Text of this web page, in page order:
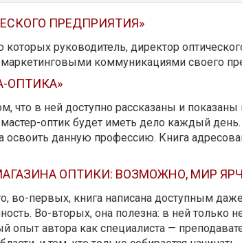
ПРЕДПРИЯТИЯ»
руководитель, директор
маркетинговыми коммуникациями своего
ОПТИКА»
что в ней доступно рассказаны и
оптик будет иметь дело каждый день.
освоить данную профессию. Книга
ОПТИКИ: ВОЗМОЖНО, МИР
во-первых, книга написана доступным
Во-вторых, она полезна: в ней только
опыт автора как специалиста —